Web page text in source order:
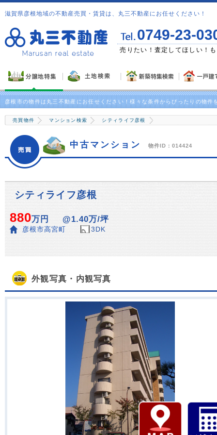
滋賀県彦根地域の不動産売買・賃貸は、丸三不動産にお任せください！
0749-23-
ント！ 売りたい！査定してほしい！
彦根市の物件は丸三不動産にお任せください！様々な条件からぴったりの物件
売買物件 マンション検索 シティライフ彦根
中古マンション 物件ID：014424
シティライフ彦根
880万円 @1.40万/坪
彦根市高宮町 3DK
外観写真・内観写真